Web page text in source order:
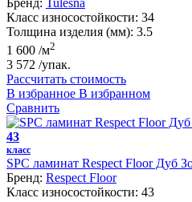
Бренд: Tulesna
Класс износостойкости: 34
Толщина изделия (мм): 3.5
1 600 /м2
3 572 /упак.
Рассчитать стоимость
В избранное В избранном
Сравнить
43
класс
SPC ламинат Respect Floor Дуб
Бренд: Respect Floor
Класс износостойкости: 43